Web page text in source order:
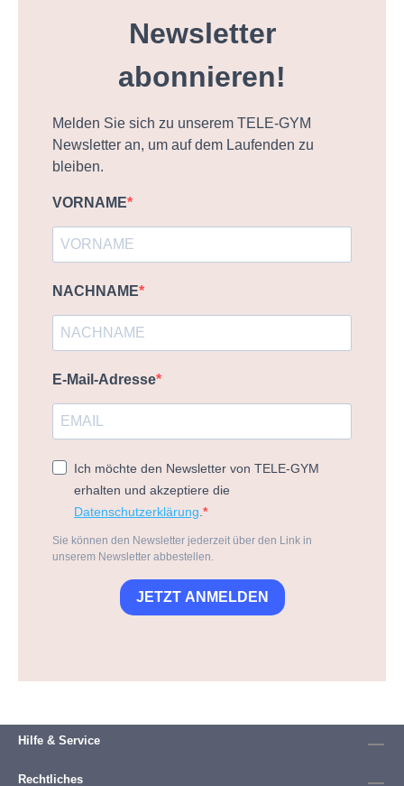
Newsletter
abonnieren!
Melden Sie sich zu unserem TELE-GYM
Newsletter an, um auf dem Laufenden zu
bleiben.
VORNAME
NACHNAME
E-Mail-Adresse
Ich möchte den Newsletter von TELE-GYM
erhalten und akzeptiere die
Datenschutzerklärung
Sie können den Newsletter jederzeit über den Link in
unserem Newsletter abbestellen.
JETZT ANMELDEN
Hilfe & Service
Rechtliches